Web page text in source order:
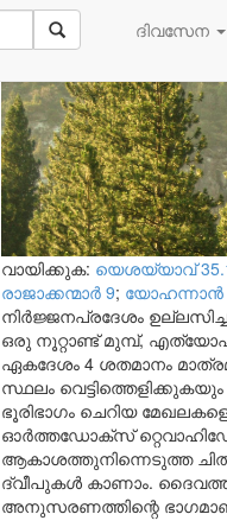
ദിവസേന
വായിക്കുക: യെശയ്യാവ്
രാജാക്കന്മാര്‍ 9; യോഹന്നാന്‍
നിർജ്ജനപ്രദേശം
ഒരു നൂറ്റാണ്ട് മുമ്പ്,
ഏകദേശം 4 ശതമാനം
സ്ഥലം
ഭൂരിഭാഗം ചെറിയ
ഓർത്തഡോക്സ്
ആകാശത്തുനിന്നെടുത്ത
ദ്വീപുകൾ കാണാം.
അനുസരണത്തിന്റെ ഭാഗമാണ്